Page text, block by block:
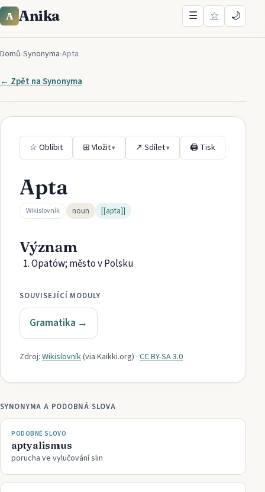
A Anika ☰ ☆ 🌙
Domů›Synonyma›Apta
← Zpět naSynonyma
☆ Oblíbit ⊞ Vložit▾ ↗ Sdílet▾ 🖨 Tisk
Apta
Wikislovník noun [[apta]]
Význam
Opatów; město v Polsku
SOUVISEJÍCÍ MODULY
Gramatika →
Zdroj: Wikislovník(via Kaikki.org) · CC BY-SA 3.0
SYNONYMA A PODOBNÁ SLOVA
PODOBNÉ SLOVO
aptyalismus
porucha ve vylučování slin